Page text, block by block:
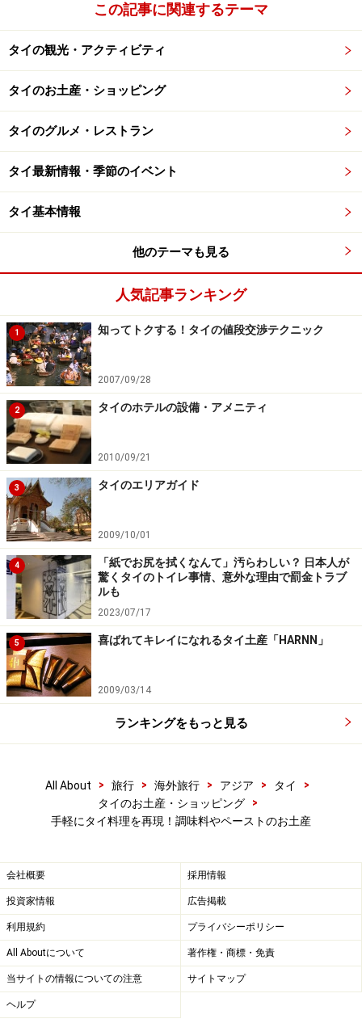
パッポンカリーのペースト」が販売されています。卵に
このペーストを入れて、油をひいたフライパンで炒めて
し終了。大げさでもなんでもなく本当に3分であのプー
パッポンカリーが自宅で作れてしまいます。
ゲーン・マッサマン
煮崩れしづらいじゃがいもを使うとより美味しく仕上がる
「CNNのサイトで世界一美味しい料理と称されたカレ
ー」としてここ数年、世界的に人気と知名度を誇るマッ
サマン。じゃがいもと鶏肉をとろっと煮込んだタイカレ
ーの一種です。深いコクと上質な甘みが感じられるカレ
ーで、辛みは他のカレーほど強くありません。
このマッサマンカレーも実は簡単。ジャガイモと鶏肉、
そしてココナッツミルクさえあればペーストと具を炒
め、ココナッツミルクと水を適量入れて数分煮込めば終
了。
※記事内容は執筆時点のものです。最新の内容をご確認くださ
い。
※海外を訪れる際には最新情報の入手に努め、「外務省 海外安全
ホームページ
ださい。
1/2
この記事に関連するテーマ
タイの観光・アクティビティ
タイのお土産・ショッピング
タイのグルメ・レストラン
タイ最新情報・季節のイベント
タイ基本情報
他のテーマも見る
人気記事ランキング
1 知ってトクする！タイの値段交渉テクニック
2007/09/28
2 タイのホテルの設備・アメニティ
2010/09/21
3 タイのエリアガイド
2009/10/01
4
「紙でお尻を拭くなんて」汚らわしい？ 日本人が
驚くタイのトイレ事情、意外な理由で罰金トラブ
ルも
2023/07/17
5 喜ばれてキレイになれるタイ土産「HARNN」
2009/03/14
ランキングをもっと見る
All About > 旅行 > 海外旅行 > アジア > タイ
>
タイのお土産・ショッピング
>
手軽にタイ料理を再現！調味料やペーストのお土産
会社概要 採用情報
投資家情報 広告掲載
利用規約 プライバシーポリシー
All Aboutについて 著作権・商標・免責
当サイトの情報についての注意 サイトマップ
ヘルプ